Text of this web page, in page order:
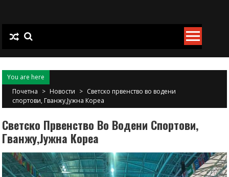
content
You are here
Почетна > Новости > Светско првенство во водени
спортови, Гванжу,Јужна Кореа
Светско Првенство Во Водени Спортови,
Гванжу,Јужна Кореа